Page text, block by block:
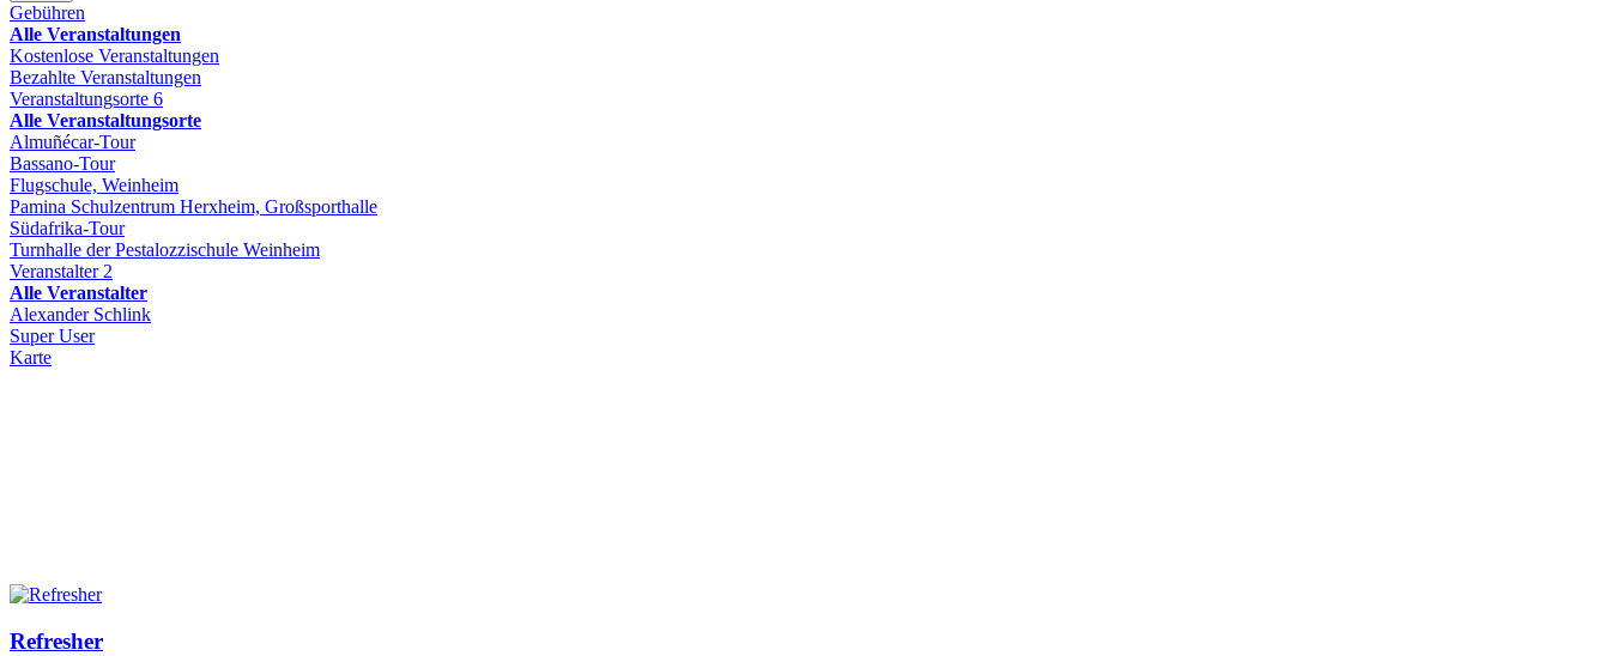
Gebühren
Alle Veranstaltungen
Kostenlose Veranstaltungen
Bezahlte Veranstaltungen
Veranstaltungsorte 6
Alle Veranstaltungsorte
Almuñécar-Tour
Bassano-Tour
Flugschule, Weinheim
Pamina Schulzentrum Herxheim, Großsporthalle
Südafrika-Tour
Turnhalle der Pestalozzischule Weinheim
Veranstalter 2
Alle Veranstalter
Alexander Schlink
Super User
Karte
Refresher